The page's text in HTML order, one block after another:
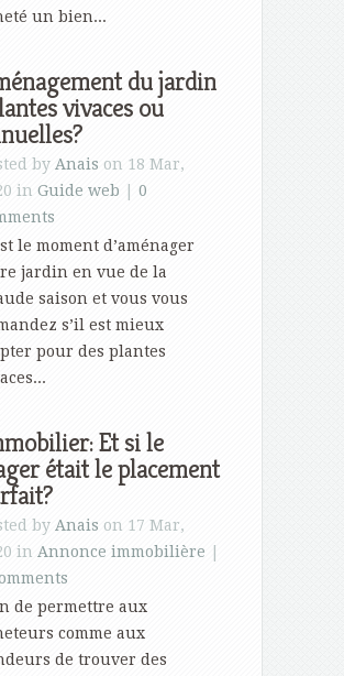
un bien...
du jardin
vivaces ou
by Anais on 18 Mar,
in Guide web
0
le moment d’aménager
jardin en vue de la
saison et vous vous
s’il est mieux
pour des plantes
Et si le
était le placement
by Anais on 17 Mar,
in Annonce immobilière
de permettre aux
comme aux
de trouver des